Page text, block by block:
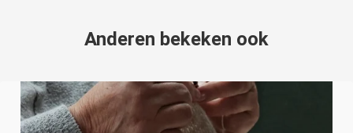
Anderen bekeken ook